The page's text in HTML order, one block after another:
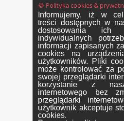
🍪 Polityka cookies &
Informujemy, iż w
treści dostępnych w
dostosowania ich
indywidualnych
informacji zapisanych
cookies na
użytkowników. Pliki
może kontrolować za
swojej przeglądarki
korzystanie z
internetowego bez
przeglądarki
użytkownik akceptuje
cookies.